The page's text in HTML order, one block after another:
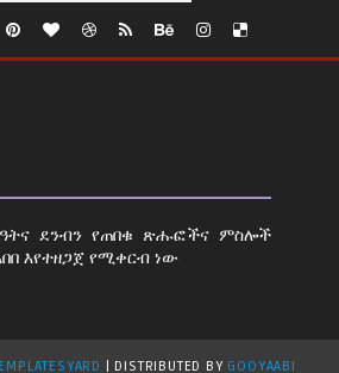
ደንብን የጠበቁ ጽሑፎችና ምስሎች
እየተዘጋጀ የሚቀርብ ነው
| DISTRIBUTED BY GOOYAABI